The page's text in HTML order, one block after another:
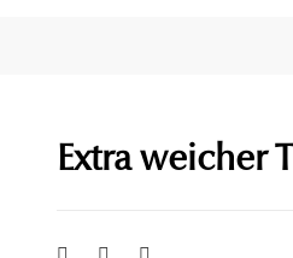
Extra weicher